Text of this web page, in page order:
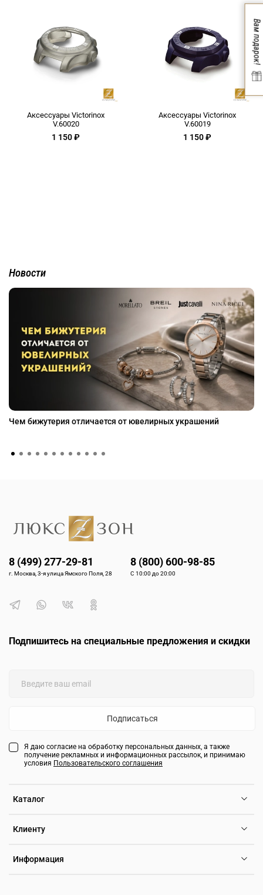
Аксессуары Victorinox
V.60020
1 150 ₽
Аксессуары Victorinox
V.60019
1 150 ₽
Новости
Чем бижутерия отличается от ювелирных украшений
Каталог
Клиенту
Информация
Подпишитесь на специальные предложения и скидки
Подписаться
Я даю согласие на обработку персональных данных, а также
получение рекламных и информационных рассылок, и принимаю
условия Пользовательского соглашения
8 (499) 277-29-81
г. Москва, 3-я улица Ямского Поля, 28
8 (800) 600-98-85
С 10:00 до 20:00
Вам подарок!